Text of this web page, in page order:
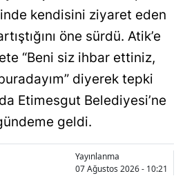
kendisini ziyaret eden
öne sürdü. Atik’e
“Beni siz ihbar ettiniz,
diyerek tepki
Etimesgut Belediyesi’ne
geldi.
Yayınlanma
07 Ağustos 2026 - 10:21